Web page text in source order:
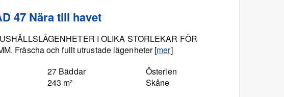
47 Nära till havet
I OLIKA STORLEKAR FÖR
Fräscha och fullt utrustade lägenheter [mer]
27 Bäddar
243 m²
Österlen
Skåne